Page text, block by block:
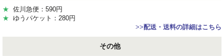
★ 佐川急便：590円
★ ゆうパケット：280円
>>配送・送料の詳細はこちら
その他